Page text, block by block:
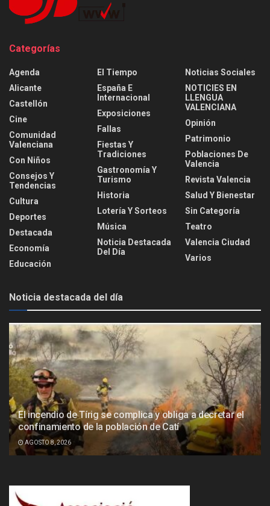
Categorías
Agenda
Alicante
Castellón
Cine
Comunidad
Valenciana
Con Niños
Consejos Y
Tendencias
Cultura
Deportes
Destacada
Economía
Educación
El Tiempo
España E
Internacional
Exposiciones
Fallas
Fiestas Y
Tradiciones
Gastronomía Y
Turismo
Historia
Lotería Y Sorteos
Música
Noticia Destacada
Del Día
Noticias Sociales
NOTICIES EN
LLENGUA
VALENCIANA
Opinión
Patrimonio
Poblaciones De
Valencia
Revista Valencia
Salud Y Bienestar
Sin Categoría
Teatro
Valencia Ciudad
Varios
Noticia destacada del día
El incendio de Tírig se complica y obliga a decretar el
confinamiento de la población de Catí
AGOSTO 8, 2026